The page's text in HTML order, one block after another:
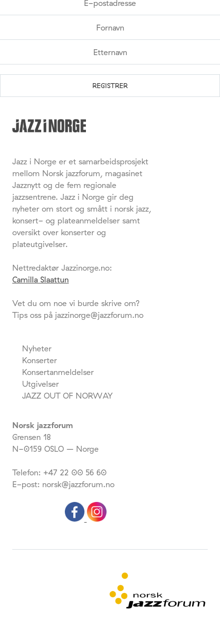
Jazz i Norge er et samarbeidsprosjekt
mellom Norsk jazzforum, magasinet
Jazznytt og de fem regionale
jazzsentrene. Jazz i Norge gir deg
nyheter om stort og smått i norsk jazz,
konsert- og plateanmeldelser samt
oversikt over konserter og
plateutgivelser.
Nettredaktør Jazzinorge.no:
Camilla Slaattun
Vet du om noe vi burde skrive om?
Tips oss på jazzinorge@jazzforum.no
Nyheter
Konserter
Konsertanmeldelser
Utgivelser
JAZZ OUT OF NORWAY
Norsk jazzforum
Grensen 18
N-0159 OSLO – Norge
Telefon: +47 22 00 56 60
E-post: norsk@jazzforum.no